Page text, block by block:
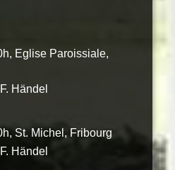
Eglise Paroissiale,
Händel
St. Michel, Fribourg
Händel